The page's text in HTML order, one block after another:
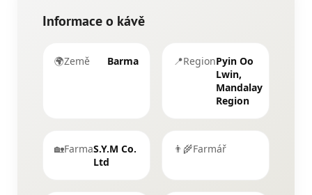
Informace o kávě
🌍Země Barma 📍RegionPyin Oo
Lwin,
Mandalay
Region
🏡FarmaS.Y.M Co.
Ltd
👨‍🌾Farmář